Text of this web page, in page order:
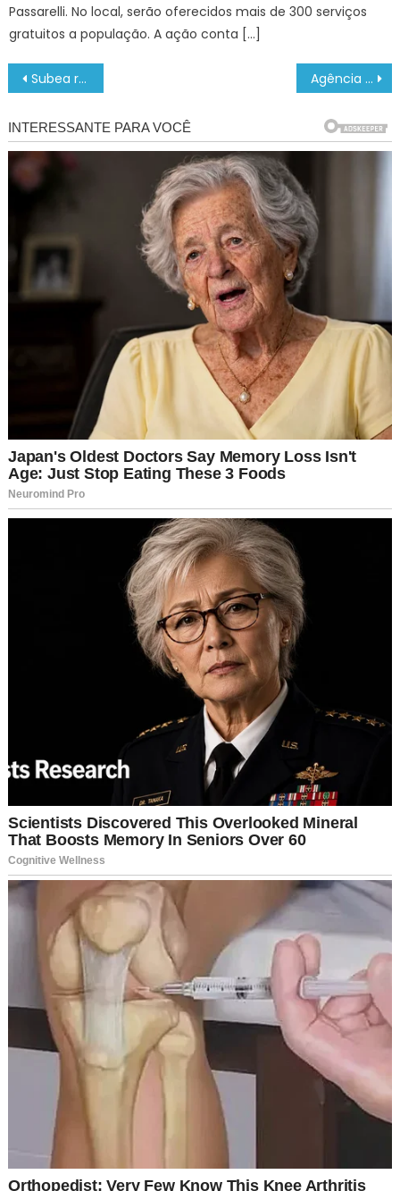
Passarelli. No local, serão oferecidos mais de 300 serviços
gratuitos a população. A ação conta […]
Navegação
de
Post
Subea realiza ação de adoção de cães neste domingo – CGNotícias Agência Minas Gerais | Agricultor diversifica produção por meio da apicultura na Serra da Canastra